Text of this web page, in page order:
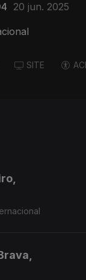
20 jun. 2025
SITE